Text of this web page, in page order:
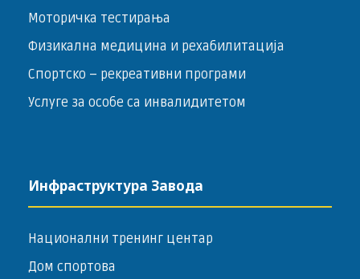
Моторичка тестирања
Физикална медицина и рехабилитација
Спортско – ­рекреативни програми
Услуге за особе са инвалидитетом
Инфраструктура Завода
Национални тренинг центар
Дом спортова